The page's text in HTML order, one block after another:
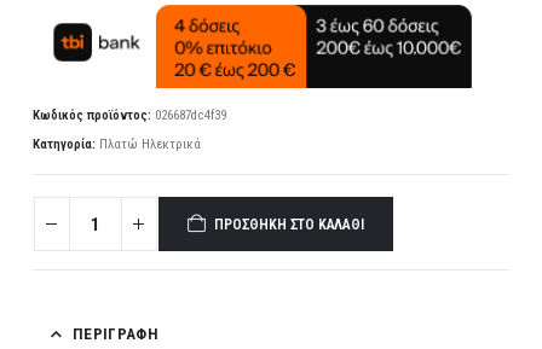
Κωδικός προϊόντος: 026687dc4f39
Κατηγορία: Πλατώ Ηλεκτρικά
ΠΡΟΣΘΉΚΗ ΣΤΟ ΚΑΛΆΘΙ
ΠΕΡΙΓΡΑΦΉ